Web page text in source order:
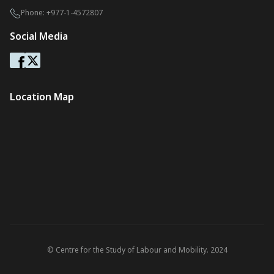
Phone: +977-1-4572807
Social Media
Location Map
© Centre for the Study of Labour and Mobility. 2024